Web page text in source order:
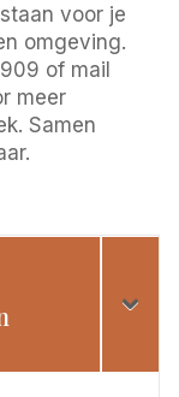
voor je
omgeving.
of mail
meer
Samen